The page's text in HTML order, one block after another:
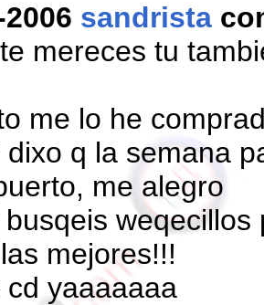
sandrista
mereces tu
me lo he
dixo q la semana
me alegro
mejores!!!
cd yaaaaaaa